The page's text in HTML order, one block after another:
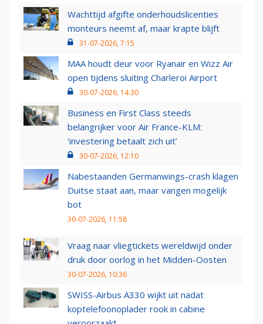
Wachttijd afgifte onderhoudslicenties
monteurs neemt af, maar krapte blijft
31-07-2026, 7:15
MAA houdt deur voor Ryanair en Wizz Air
open tijdens sluiting Charleroi Airport
30-07-2026, 14:30
Business en First Class steeds
belangrijker voor Air France-KLM:
‘investering betaalt zich uit’
30-07-2026, 12:10
Nabestaanden Germanwings-crash klagen
Duitse staat aan, maar vangen mogelijk
bot
30-07-2026, 11:58
Vraag naar vliegtickets wereldwijd onder
druk door oorlog in het Midden-Oosten
30-07-2026, 10:36
SWISS-Airbus A330 wijkt uit nadat
koptelefoonoplader rook in cabine